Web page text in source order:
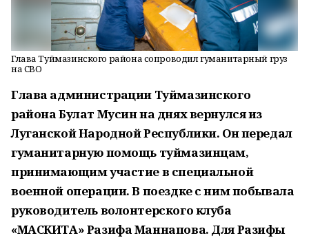
Глава Туймазинского района сопроводил гуманитарный груз
на СВО
Глава администрации Туймазинского
района Булат Мусин на днях вернулся из
Луганской Народной Республики. Он передал
гуманитарную помощь туймазинцам,
принимающим участие в специальной
военной операции. В поездке с ним побывала
руководитель волонтерского клуба
«МАСКИТА» Разифа Маннапова. Для Разифы